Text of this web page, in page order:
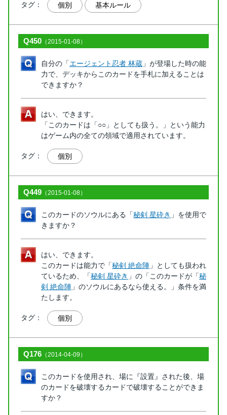
タグ： 個別 基本ルール
Q450 （2015-01-08）
自分の「エージェント忍者 林蔵 」が登場した時の能
力で、デッキからこのカードを手札に加えることは
できますか？
はい、できます。
「このカードは「○○」としても扱う。」という能力
はゲーム内の全ての領域で適用されています。
タグ： 個別
Q449 （2015-01-08）
このカードのソウルにある「秘剣 星砕き 」を使用で
きますか？
はい、できます。
このカードは能力で「秘剣 絶命陣 」としても扱われ
ているため、「秘剣 星砕き 」の「このカードが「秘
剣 絶命陣 」のソウルにあるなら使える。」条件を満
たします。
タグ： 個別
Q176 （2014-04-09）
このカードを使用され、場に『設置』された後、場
のカードを破壊するカードで破壊することができま
すか？